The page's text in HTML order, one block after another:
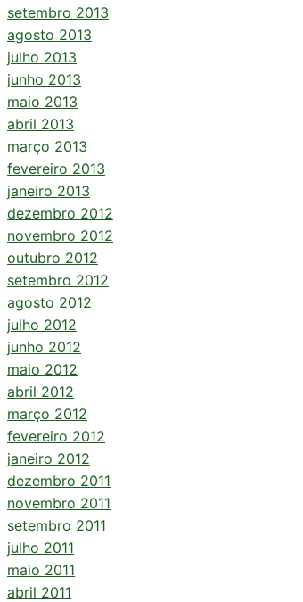
setembro 2013
agosto 2013
julho 2013
junho 2013
maio 2013
abril 2013
março 2013
fevereiro 2013
janeiro 2013
dezembro 2012
novembro 2012
outubro 2012
setembro 2012
agosto 2012
julho 2012
junho 2012
maio 2012
abril 2012
março 2012
fevereiro 2012
janeiro 2012
dezembro 2011
novembro 2011
setembro 2011
julho 2011
maio 2011
abril 2011